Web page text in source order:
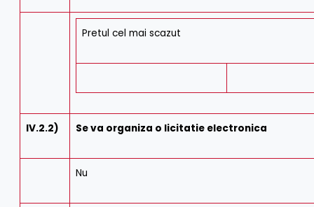
Pretul cel mai scazut
IV.2.2) Se va organiza o licitatie electronica
Nu